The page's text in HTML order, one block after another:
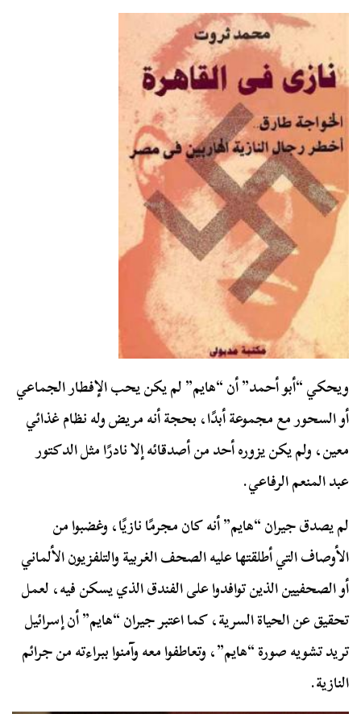
ويحكي “أبو أحمد” أن “هايم” لم يكن يحب الإفطار الجماعي
أو السحور مع مجموعة أبدًا، بحجة أنه مريض وله نظام غذائي
معين، ولم يكن يزوره أحد من أصدقائه إلا نادرًا مثل الدكتور
عبد المنعم الرفاعي.
لم يصدق جيران “هايم” أنه كان مجرمًا نازيًا، وغضبوا من
الأوصاف التي أطلقتها عليه الصحف الغربية والتلفزيون الألماني
أو الصحفيين الذين توافدوا على الفندق الذي يسكن فيه، لعمل
تحقيق عن الحياة السرية، كما اعتبر جيران “هايم” أن إسرائيل
تريد تشويه صورة “هايم”، وتعاطفوا معه وآمنوا ببراءته من جرائم
النازية.